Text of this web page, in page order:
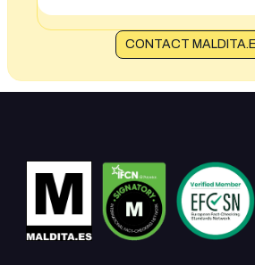
CONTACT